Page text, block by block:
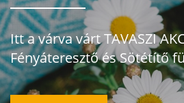
Itt a várva várt TAVASZI
Fényáteresztő és Sötétítő